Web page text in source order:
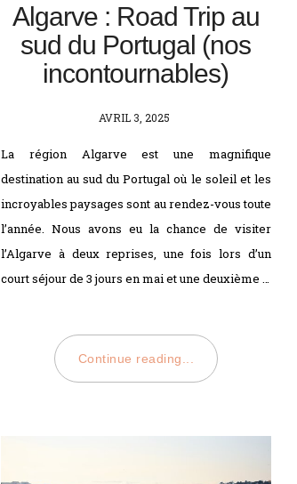
Algarve : Road Trip au
sud du Portugal (nos
incontournables)
POSTED
AVRIL 3, 2025
La région Algarve est une magnifique
destination au sud du Portugal où le soleil et les
incroyables paysages sont au rendez-vous toute
l’année. Nous avons eu la chance de visiter
l’Algarve à deux reprises, une fois lors d’un
court séjour de 3 jours en mai et une deuxième …
Continue reading...